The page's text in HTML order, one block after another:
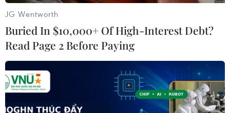
10/08/2026 09:39
Đại sứ quán Việt Nam và cộng đồng
người Việt Nam tại Lào viếng đồng
10/08/2026 09:19
JG Wentworth
Buried In $10,000+ Of High-Interest Debt?
Read Page 2 Before Paying